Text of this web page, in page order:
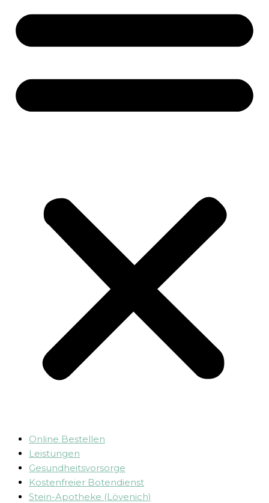
Online Bestellen
Leistungen
Gesundheitsvorsorge
Kostenfreier Botendienst
Stein-Apotheke (Lövenich)